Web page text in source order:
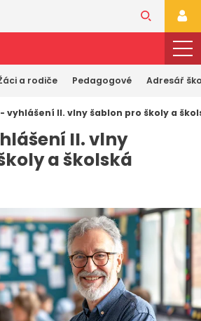
a rodiče Pedagogové Adresář
- vyhlášení II. vlny šablon pro školy a
II. vlny
a školská